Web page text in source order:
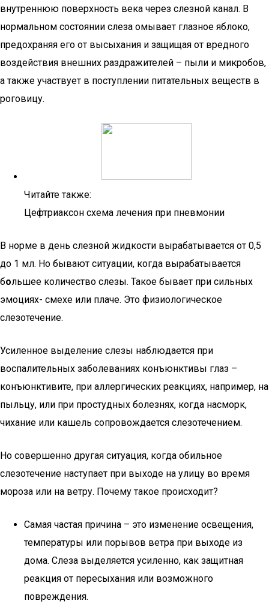
внутреннюю поверхность века через слезной канал. В
нормальном состоянии слеза омывает глазное яблоко,
предохраняя его от высыхания и защищая от вредного
воздействия внешних раздражителей – пыли и микробов,
а также участвует в поступлении питательных веществ в
роговицу.
Читайте также:
Цефтриаксон схема лечения при пневмонии
В норме в день слезной жидкости вырабатывается от 0,5
до 1 мл. Но бывают ситуации, когда вырабатывается
большее количество слезы. Такое бывает при сильных
эмоциях- смехе или плаче. Это физиологическое
слезотечение.
Усиленное выделение слезы наблюдается при
воспалительных заболеваниях конъюнктивы глаз –
конъюнктивите, при аллергических реакциях, например, на
пыльцу, или при простудных болезнях, когда насморк,
чихание или кашель сопровождается слезотечением.
Но совершенно другая ситуация, когда обильное
слезотечение наступает при выходе на улицу во время
мороза или на ветру. Почему такое происходит?
Самая частая причина – это изменение освещения,
температуры или порывов ветра при выходе из
дома. Слеза выделяется усиленно, как защитная
реакция от пересыхания или возможного
повреждения.